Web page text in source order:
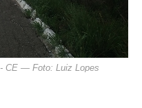
CE — Foto: Luiz Lopes